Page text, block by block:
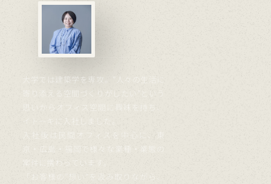
大学では建築学を専攻。”人々の生活に
寄り添える空間づくりがしたい”という
思いからオフィス空間に興味を持ち、
イトーキに入社しました。
入社後は民間オフィスを中心に、東
京・広島・福岡で様々な業種・業態の
案件に携わっています。
「お客様の”想い”を汲み取りながら、